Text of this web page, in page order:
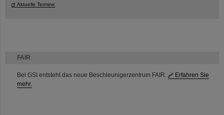
FAIR
Bei GSI entsteht das neue Beschleunigerzentrum FAIR.
Erfahren Sie
mehr.
Aktuelle Termine